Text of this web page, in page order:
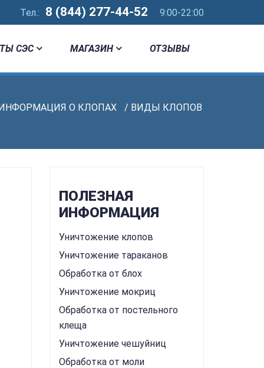
Тел.: 8 (844) 277-44-52 9:00-22:00
СЭС МАГАЗИН ОТЗЫВЫ
О КЛОПАХ / ВИДЫ КЛОПОВ
ПОЛЕЗНАЯ
ИНФОРМАЦИЯ
Уничтожение клопов
Уничтожение тараканов
Обработка от блох
Уничтожение мокриц
Обработка от постельного
клеща
Уничтожение чешуйниц
Обработка от моли